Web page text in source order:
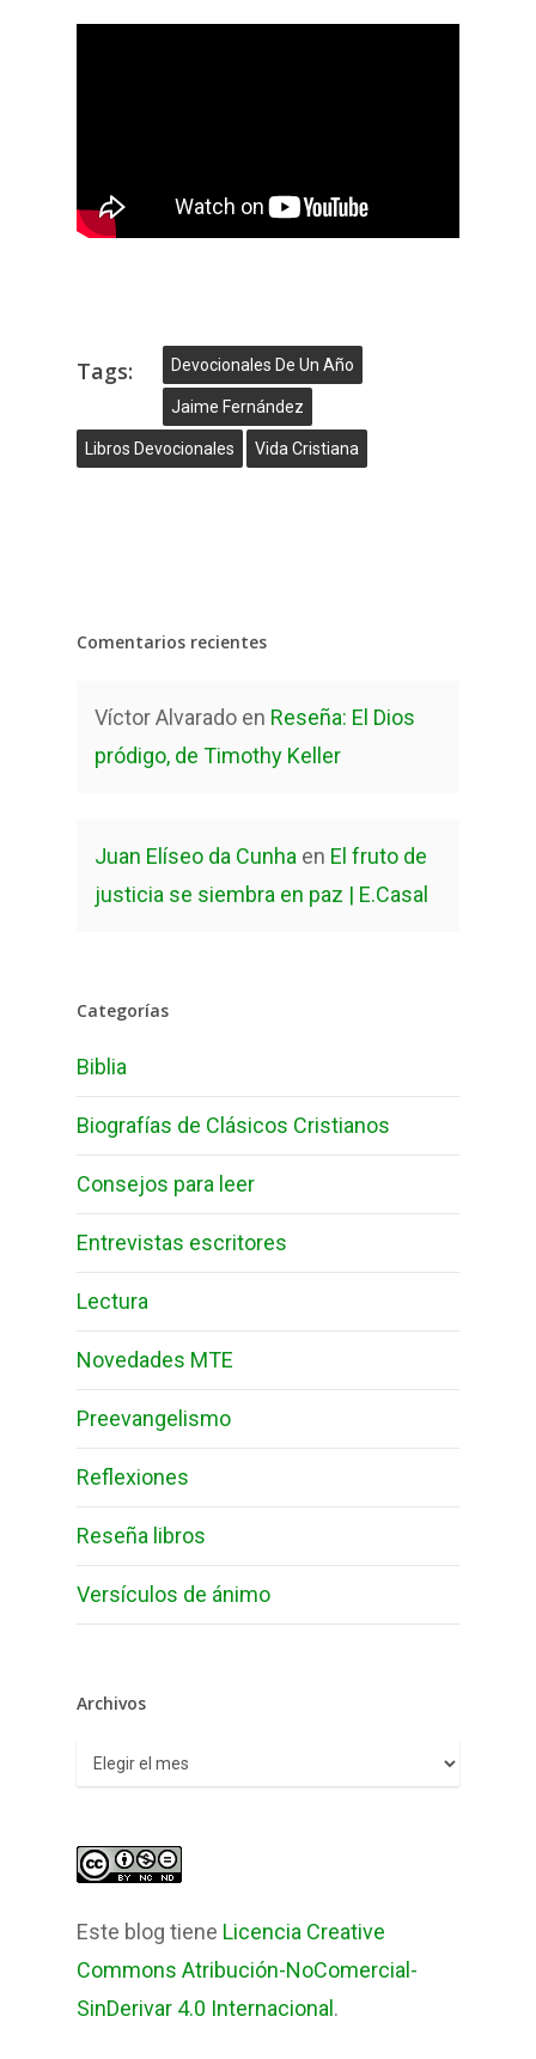
Tags: Devocionales De Un Año
Jaime Fernández
Libros Devocionales Vida Cristiana
Comentarios recientes
Víctor Alvarado en Reseña: El Dios
pródigo, de Timothy Keller
Juan Elíseo da Cunha en El fruto de
justicia se siembra en paz | E.Casal
Categorías
Biblia
Biografías de Clásicos Cristianos
Consejos para leer
Entrevistas escritores
Lectura
Novedades MTE
Preevangelismo
Reflexiones
Reseña libros
Versículos de ánimo
Archivos
Archivos
Este blog tiene Licencia Creative
Commons Atribución-NoComercial-
SinDerivar 4.0 Internacional .